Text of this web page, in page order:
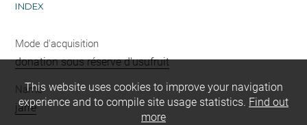
INDEX
Mode d'acquisition
donation sous réserve d'usufruit
Name
jarre
This website uses cookies to improve your navigation
experience and to compile site usage statistics. Find out
more